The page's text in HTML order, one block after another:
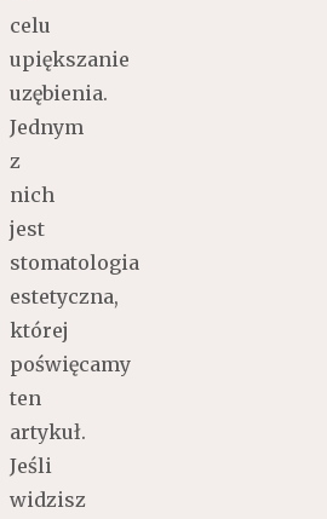
celu
upiększanie
uzębienia.
Jednym
z
nich
jest
stomatologia
estetyczna,
której
poświęcamy
ten
artykuł.
Jeśli
widzisz